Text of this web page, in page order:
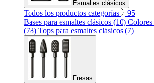
Esmaltes clásicos
Todos los productos categorías
95
Bases para esmaltes clásicos (10) Colores
(78) Tops para esmaltes clásicos (7)
Fresas